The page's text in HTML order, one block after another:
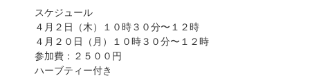
スケジュール
４月２日（木）１０時３０分〜１２時
４月２０日（月）１０時３０分〜１２時
参加費：２５００円
ハーブティー付き